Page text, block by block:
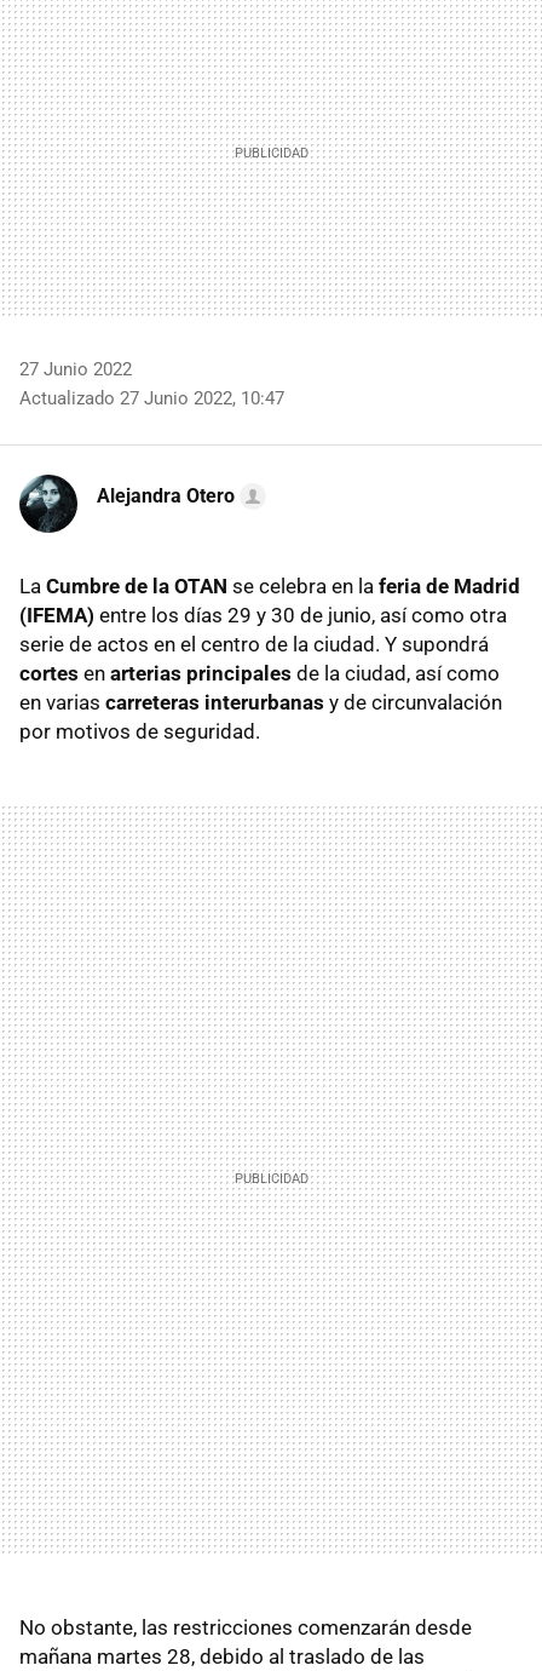
MAIL
27 Junio 2022
Actualizado 27 Junio 2022, 10:47
Alejandra Otero
La Cumbre de la OTAN se celebra en la feria de Madrid
(IFEMA) entre los días 29 y 30 de junio, así como otra
serie de actos en el centro de la ciudad. Y supondrá
cortes en arterias principales de la ciudad, así como
en varias carreteras interurbanas y de circunvalación
por motivos de seguridad.
No obstante, las restricciones comenzarán desde
mañana martes 28, debido al traslado de las